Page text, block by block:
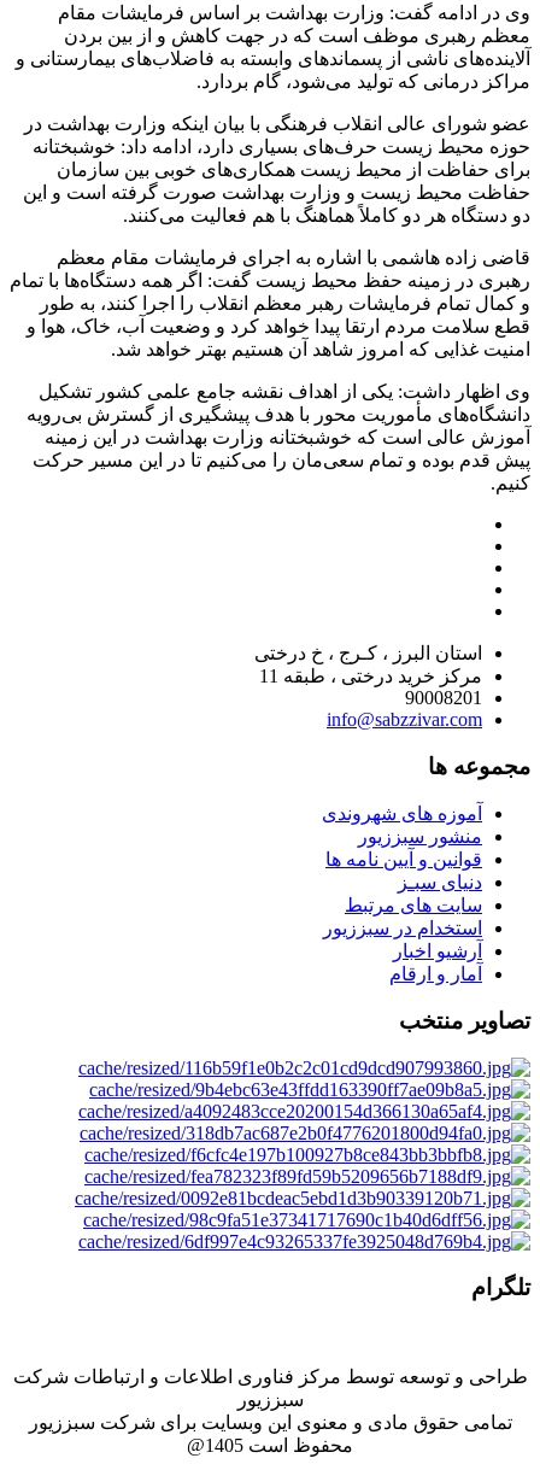
وی در ادامه گفت: وزارت بهداشت بر اساس فرمایشات مقام
معظم رهبری موظف است که در جهت کاهش و از بین بردن
آلاینده‌های ناشی از پسماندهای وابسته به فاضلاب‌های بیمارستانی و
مراکز درمانی که تولید می‌شود، گام بردارد.
عضو شورای عالی انقلاب فرهنگی با بیان اینکه وزارت بهداشت در
حوزه محیط زیست حرف‌های بسیاری دارد، ادامه داد: خوشبختانه
برای حفاظت از محیط زیست همکاری‌های خوبی بین سازمان
حفاظت محیط زیست و وزارت بهداشت صورت گرفته است و این
دو دستگاه هر دو کاملاً هماهنگ با هم فعالیت می‌کنند.
قاضی زاده هاشمی با اشاره به اجرای فرمایشات مقام معظم
رهبری در زمینه حفظ محیط زیست گفت: اگر همه دستگاه‌ها با تمام
و کمال تمام فرمایشات رهبر معظم انقلاب را اجرا کنند، به طور
قطع سلامت مردم ارتقا پیدا خواهد کرد و وضعیت آب، خاک، هوا و
امنیت غذایی که امروز شاهد آن هستیم بهتر خواهد شد.
وی اظهار داشت: یکی از اهداف نقشه جامع علمی کشور تشکیل
دانشگاه‌های مأموریت محور با هدف پیشگیری از گسترش بی‌رویه
آموزش عالی است که خوشبختانه وزارت بهداشت در این زمینه
پیش قدم بوده و تمام سعی‌مان را می‌کنیم تا در این مسیر حرکت
کنیم.
استان البرز ، کـرج ، خ درختی
مرکز خرید درختی ، طبقه 11
90008201
info@sabzzivar.com
مجموعه ها
آموزه های شهروندی
منشور سبززیور
قوانین و آیین نامه ها
دنیای سبـز
سایت های مرتبط
استخدام در سبززیور
آرشیو اخبار
آمار و ارقام
تصاویر منتخب
تلگرام
طراحی و توسعه توسط مركز فناوری اطلاعات و ارتباطات شركت
سبززيور
تمامی حقوق مادی و معنوی این وبسایت برای شرکت سبززیور
محفوظ است 1405@